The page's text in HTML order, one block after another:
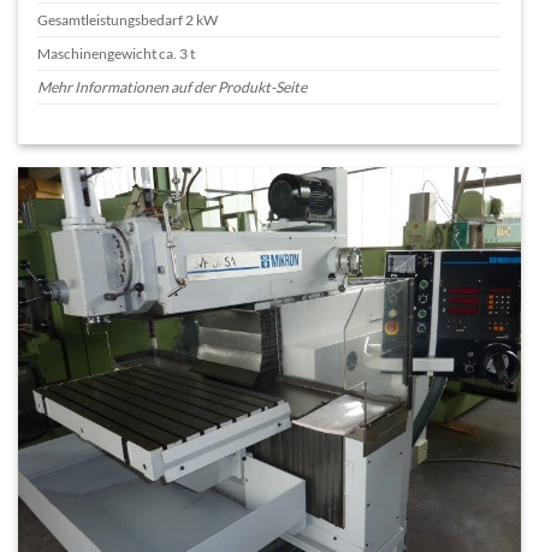
Gesamtleistungsbedarf 2 kW
Maschinengewicht ca. 3 t
Mehr Informationen auf der Produkt-Seite